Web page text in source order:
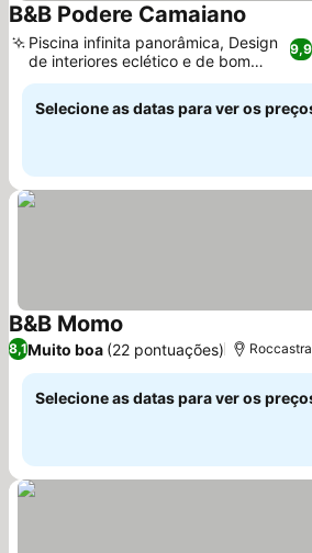
B&B Podere Camaiano
9,9
Piscina infinita panorâmica, Design
de interiores eclético e de bom
gosto
Selecione as datas para ver os
B&B Momo
8,1Muito boa (22 pontuações)
Selecione as datas para ver os